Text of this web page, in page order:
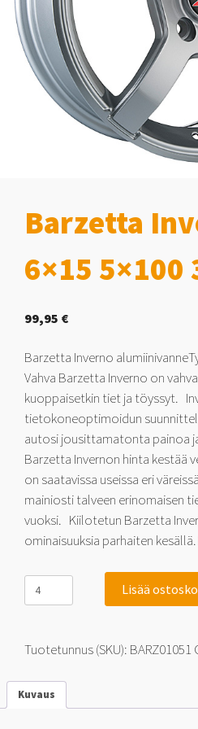
Barzetta
6×15 5×100
99,95 €
Barzetta Inverno
Vahva Barzetta Inverno on
kuoppaisetkin tiet ja töyssyt.
tietokoneoptimoidun
autosi jousittamatonta painoa
Barzetta Invernon hinta kestää
on saatavissa useissa eri
mainiosti talveen erinomaisen
vuoksi. Kiilotetun Barzetta
ominaisuuksia parhaiten
Barzetta
Inverno
Silver
38
Lisää
Tuotetunnus (SKU): BARZ01051
Kuvaus